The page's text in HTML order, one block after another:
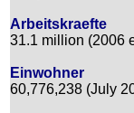
Arbeitskraefte
31.1 million (2006
Einwohner
60,776,238 (July